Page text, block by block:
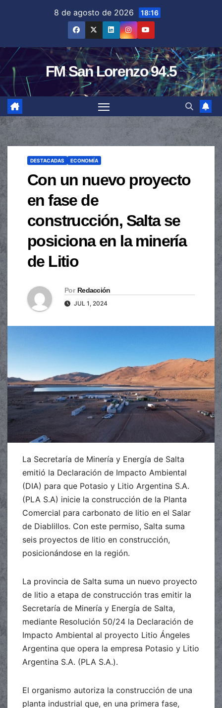
8 de agosto de 2026 18:16
FM San Lorenzo 94.5
DESTACADAS ECONOMÍA
Con un nuevo proyecto
en fase de
construcción, Salta se
posiciona en la minería
de Litio
Por Redacción
JUL 1, 2024
La Secretaría de Minería y Energía de Salta
emitió la Declaración de Impacto Ambiental
(DIA) para que Potasio y Litio Argentina S.A.
(PLA S.A) inicie la construcción de la Planta
Comercial para carbonato de litio en el Salar
de Diablillos. Con este permiso, Salta suma
seis proyectos de litio en construcción,
posicionándose en la región.
La provincia de Salta suma un nuevo proyecto
de litio a etapa de construcción tras emitir la
Secretaría de Minería y Energía de Salta,
mediante Resolución 50/24 la Declaración de
Impacto Ambiental al proyecto Litio Ángeles
Argentina que opera la empresa Potasio y Litio
Argentina S.A. (PLA S.A.).
El organismo autoriza la construcción de una
planta industrial que, en una primera fase,